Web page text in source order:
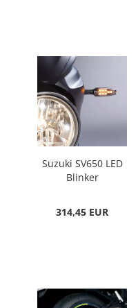
Suzuki SV650 LED
Blinker
314,45 EUR